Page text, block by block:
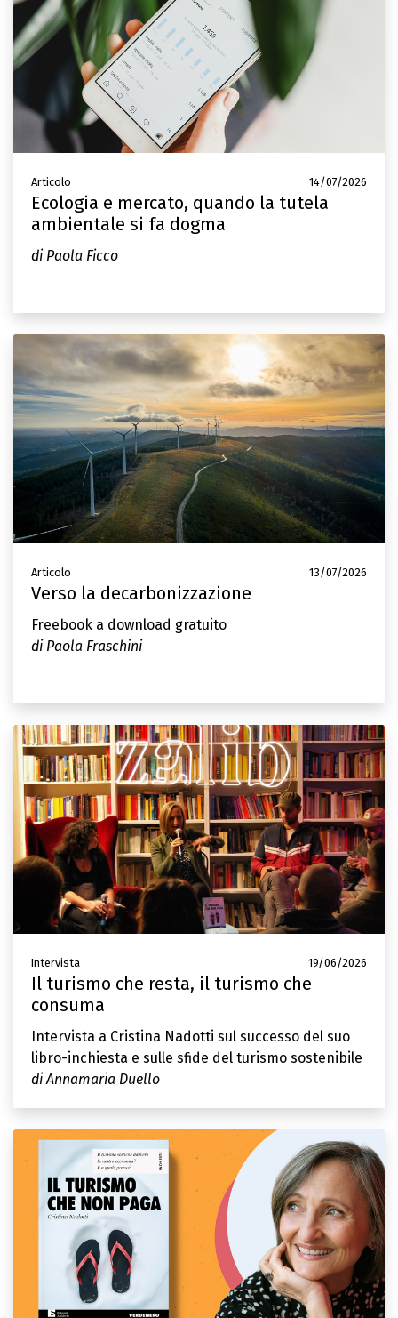
Articolo 14/07/2026
Ecologia e mercato, quando la tutela
ambientale si fa dogma
di Paola Ficco
Articolo 13/07/2026
Verso la decarbonizzazione
Freebook a download gratuito
di Paola Fraschini
Intervista 19/06/2026
Il turismo che resta, il turismo che
consuma
Intervista a Cristina Nadotti sul successo del suo
libro-inchiesta e sulle sfide del turismo sostenibile
di Annamaria Duello